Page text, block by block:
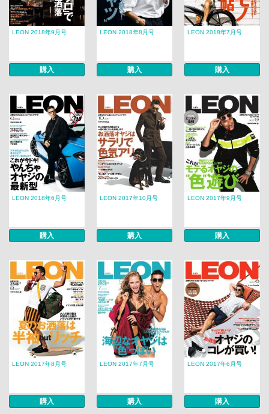
LEON 2018年9月号
購入
LEON 2018年8月号
購入
LEON 2018年7月号
購入
LEON 2018年6月号
購入
LEON 2017年10月号
購入
LEON 2017年9月号
購入
LEON 2017年8月号
購入
LEON 2017年7月号
購入
LEON 2017年6月号
購入